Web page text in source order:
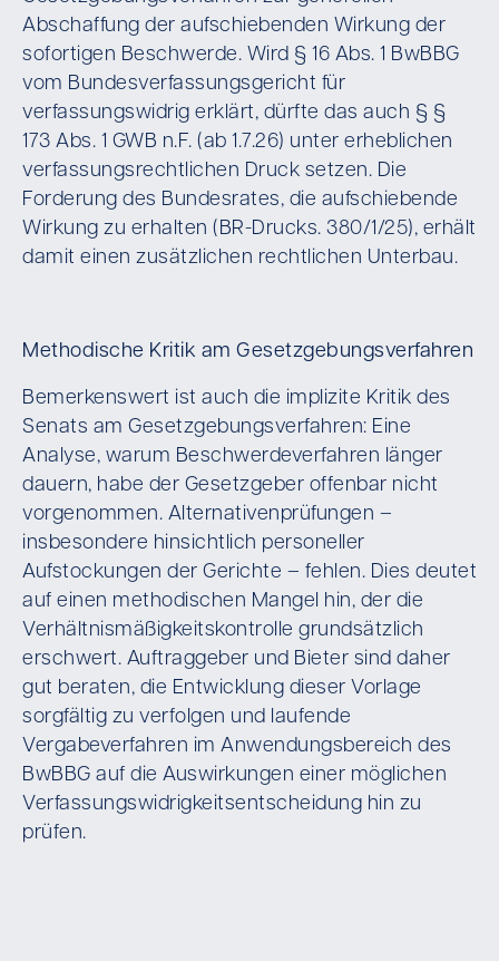
Abschaffung der aufschiebenden Wirkung der
sofortigen Beschwerde. Wird § 16 Abs. 1 BwBBG
vom Bundesverfassungsgericht für
verfassungswidrig erklärt, dürfte das auch § §
173 Abs. 1 GWB n.F. (ab 1.7.26) unter erheblichen
verfassungsrechtlichen Druck setzen. Die
Forderung des Bundesrates, die aufschiebende
Wirkung zu erhalten (BR-Drucks. 380/1/25), erhält
damit einen zusätzlichen rechtlichen Unterbau.
Methodische Kritik am Gesetzgebungsverfahren
Bemerkenswert ist auch die implizite Kritik des
Senats am Gesetzgebungsverfahren: Eine
Analyse, warum Beschwerdeverfahren länger
dauern, habe der Gesetzgeber offenbar nicht
vorgenommen. Alternativenprüfungen –
insbesondere hinsichtlich personeller
Aufstockungen der Gerichte – fehlen. Dies deutet
auf einen methodischen Mangel hin, der die
Verhältnismäßigkeitskontrolle grundsätzlich
erschwert. Auftraggeber und Bieter sind daher
gut beraten, die Entwicklung dieser Vorlage
sorgfältig zu verfolgen und laufende
Vergabeverfahren im Anwendungsbereich des
BwBBG auf die Auswirkungen einer möglichen
Verfassungswidrigkeitsentscheidung hin zu
prüfen.